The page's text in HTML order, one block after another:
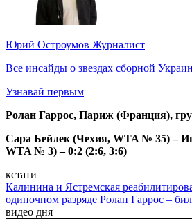
Юрий Остроумов Журналист
Все инсайды о звездах сборной
Узнавай первым
Ролан Гаррос, Париж (Франция),
Сара Бейлек (Чехия, WTA № 35) –
WTA № 3) – 0:2 (2:6, 3:6)
кстати
Калинина и Ястремская
одиночном разряде Ролан Гаррос –
видео дня